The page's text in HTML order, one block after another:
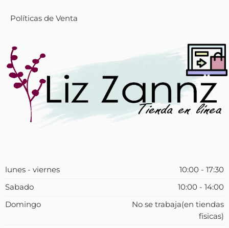
Políticas de Venta
lunes - viernes
10:00 - 17:30
Sabado
10:00 - 14:00
Domingo
No se trabaja(en tiendas
fisicas)